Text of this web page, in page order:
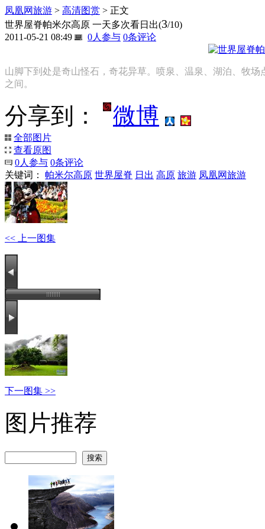
凤凰网旅游 > 高清图赏 > 正文
世界屋脊帕米尔高原 一天多次看日出(3/10)
2011-05-21 08:49
0人参与 0条评论
山脚下到处是奇山怪石，奇花异草。喷泉、温泉、湖泊、牧
之间。
分享到： 微博
全部图片
查看原图
0人参与 0条评论
关键词： 帕米尔高原 世界屋脊 日出 高原 旅游 凤凰网旅游
<< 上一图集
下一图集 >>
图片推荐